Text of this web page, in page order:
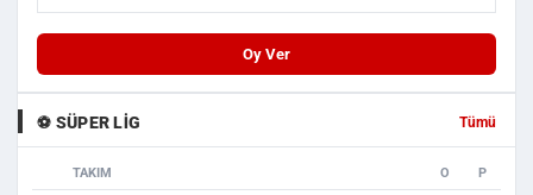
Oy Ver
⚽ SÜPER LIG Tümü
TAKIM O P